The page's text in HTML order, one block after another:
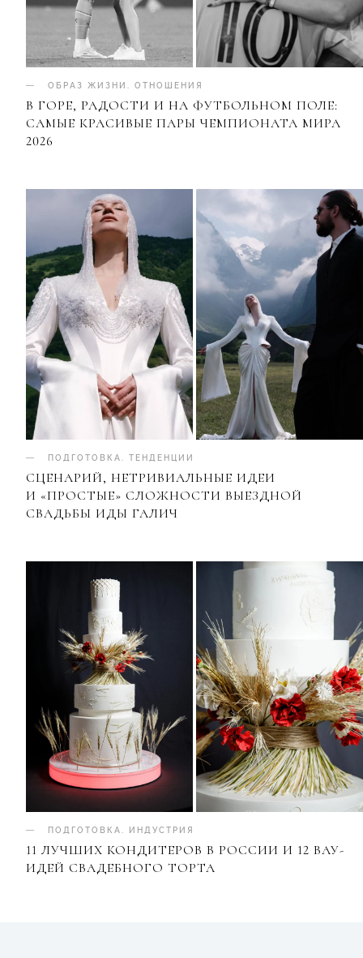
ОБРАЗ ЖИЗНИ . ОТНОШЕНИЯ
В ГОРЕ, РАДОСТИ И НА ФУТБОЛЬНОМ ПОЛЕ:
САМЫЕ КРАСИВЫЕ ПАРЫ ЧЕМПИОНАТА МИРА
2026
ПОДГОТОВКА. ТЕНДЕНЦИИ
СЦЕНАРИЙ, НЕТРИВИАЛЬНЫЕ ИДЕИ
И «ПРОСТЫЕ» СЛОЖНОСТИ ВЫЕЗДНОЙ
СВАДЬБЫ ИДЫ ГАЛИЧ
ПОДГОТОВКА. ИНДУСТРИЯ
11 ЛУЧШИХ КОНДИТЕРОВ В РОССИИ И 12 ВАУ-
ИДЕЙ СВАДЕБНОГО ТОРТА